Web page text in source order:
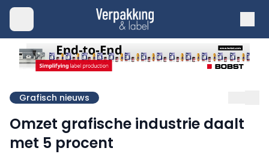
Grafisch nieuws
Omzet grafische industrie daalt
met 5 procent